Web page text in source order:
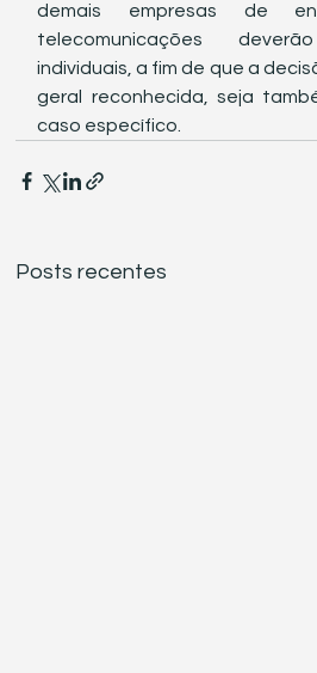
demais empresas de
telecomunicações
individuais, a fim de que a
geral reconhecida, seja
caso específico.
Posts recentes